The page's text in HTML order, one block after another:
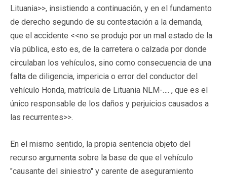
Lituania>>, insistiendo a continuación, y en el fundamento
de derecho segundo de su contestación a la demanda,
que el accidente <<no se produjo por un mal estado de la
vía pública, esto es, de la carretera o calzada por donde
circulaban los vehículos, sino como consecuencia de una
falta de diligencia, impericia o error del conductor del
vehículo Honda, matrícula de Lituania NLM-…. , que es el
único responsable de los daños y perjuicios causados a
las recurrentes>>.
En el mismo sentido, la propia sentencia objeto del
recurso argumenta sobre la base de que el vehículo
"causante del siniestro" y carente de aseguramiento